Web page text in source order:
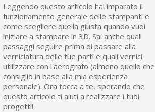
Leggendo questo articolo hai imparato il
funzionamento generale delle stampanti e
come scegliere quella giusta quando vuoi
iniziare a stampare in 3D. Sai anche quali
passaggi seguire prima di passare alla
verniciatura delle tue parti e quali vernici
utilizzare con l'aerografo (almeno quello che
consiglio in base alla mia esperienza
personale). Ora tocca a te, sperando che
questo articolo ti aiuti a realizzare i tuoi
progetti!